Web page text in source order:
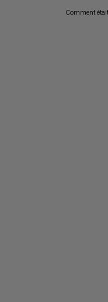
Comment